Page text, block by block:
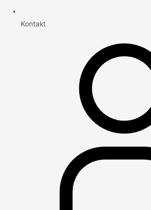
Kontakt